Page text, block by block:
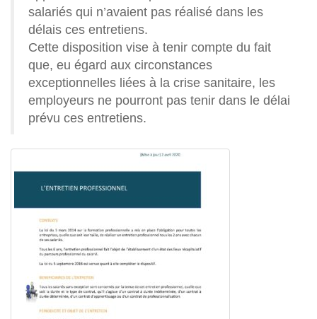
salariés qui n’avaient pas réalisé dans les
délais ces entretiens.
Cette disposition vise à tenir compte du fait
que, eu égard aux circonstances
exceptionnelles liées à la crise sanitaire, les
employeurs ne pourront pas tenir dans le délai
prévu ces entretiens.